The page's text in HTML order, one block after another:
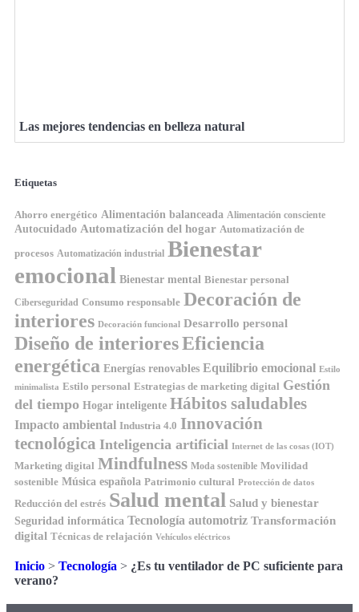
Las mejores tendencias en belleza natural
Etiquetas
Ahorro energético Alimentación balanceada Alimentación consciente
Autocuidado Automatización del hogar Automatización de
procesos Automatización industrial Bienestar
emocional Bienestar mental Bienestar personal
Ciberseguridad Consumo responsable Decoración de
interiores Decoración funcional Desarrollo personal
Diseño de interioresEficiencia
energética Energías renovables Equilibrio emocional Estilo
minimalista Estilo personal Estrategias de marketing digital Gestión
del tiempo Hogar inteligente Hábitos saludables
Impacto ambiental Industria 4.0 Innovación
tecnológica Inteligencia artificial Internet de las cosas (IOT)
Marketing digital Mindfulness Moda sostenible Movilidad
sostenible Música española Patrimonio cultural Protección de datos
Reducción del estrés Salud mental Salud y bienestar
Seguridad informática Tecnología automotriz Transformación
digital Técnicas de relajación Vehículos eléctricos
Inicio > Tecnología > ¿Es tu ventilador de PC suficiente para
verano?